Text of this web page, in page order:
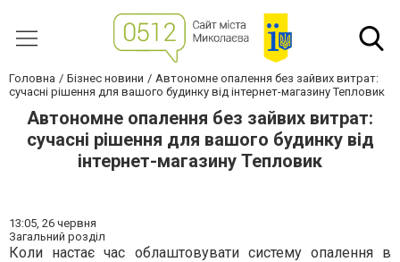
Головна Бізнес новини
Автономне опалення без зайвих витрат:
сучасні рішення для вашого будинку від інтернет-магазину Тепловик
Автономне опалення без зайвих витрат:
сучасні рішення для вашого будинку від
інтернет-магазину Тепловик
13:05, 26 червня
Загальний розділ
Коли настає час облаштовувати систему опалення в